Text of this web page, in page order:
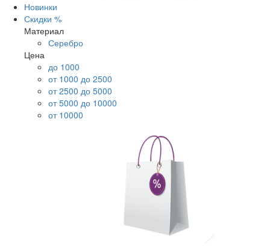
Новинки
Скидки %
Материал
Серебро
Цена
до 1000
от 1000 до 2500
от 2500 до 5000
от 5000 до 10000
от 10000